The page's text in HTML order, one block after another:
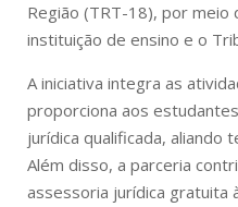
Região (TRT-18), por
instituição de ensino e o
A iniciativa integra as
proporciona aos
jurídica qualificada, aliando
Além disso, a parceria
assessoria jurídica gratuita